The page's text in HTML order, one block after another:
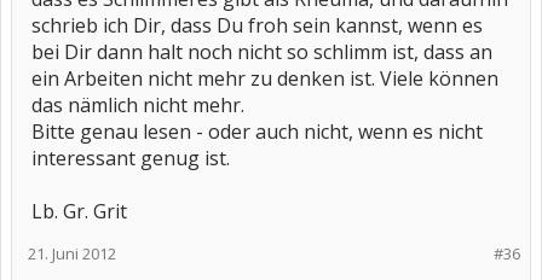
schrieb ich Dir, dass Du froh sein kannst, wenn es
bei Dir dann halt noch nicht so schlimm ist, dass an
ein Arbeiten nicht mehr zu denken ist. Viele können
das nämlich nicht mehr.
Bitte genau lesen - oder auch nicht, wenn es nicht
interessant genug ist.
Lb. Gr. Grit
#36
21. Juni 2012